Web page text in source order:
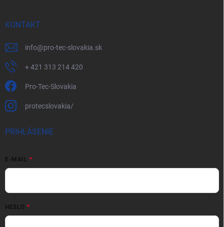
KONTAKT
info@pro-tec-slovakia.sk
+ 421 313 214 420
Pro-Tec-Slovakia
protecslovakia/
PRIHLÁSENIE
E-MAIL
HESLO